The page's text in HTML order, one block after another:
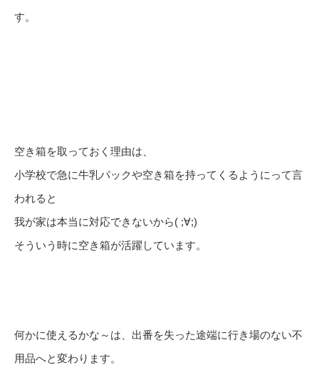
す。
空き箱を取っておく理由は、
小学校で急に牛乳パックや空き箱を持ってくるようにって言
われると
我が家は本当に対応できないから( ;∀;)
そういう時に空き箱が活躍しています。
何かに使えるかな～は、出番を失った途端に行き場のない不
用品へと変わります。